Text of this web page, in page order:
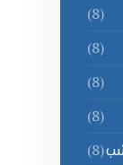
(8)
(8)
(8)
(8)
(8)